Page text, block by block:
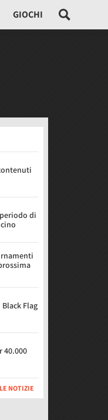
GIOCHI
di
Flag
40.000
NOTIZIE